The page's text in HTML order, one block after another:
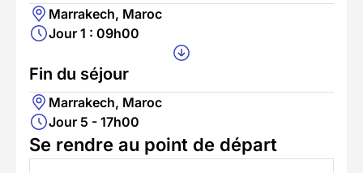
Marrakech, Maroc
Jour 1 : 09h00
Fin du séjour
Marrakech, Maroc
Jour 5 - 17h00
Se rendre au point de départ